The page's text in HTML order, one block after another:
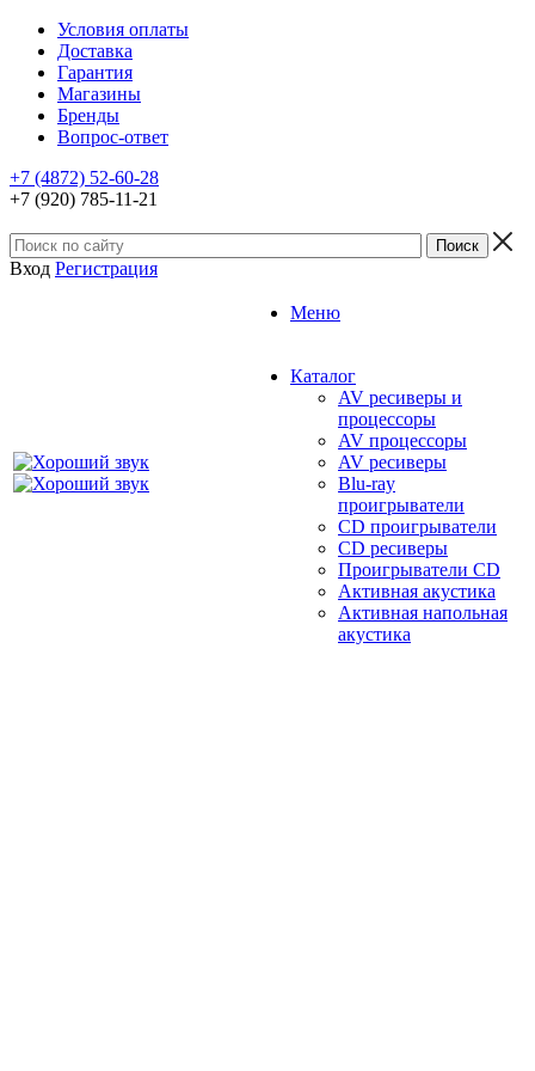
Условия оплаты
Доставка
Гарантия
Магазины
Бренды
Вопрос-ответ
+7 (4872) 52-60-28
+7 (920) 785-11-21
Вход Регистрация
Меню
Каталог
AV ресиверы и
процессоры
AV процессоры
AV ресиверы
Blu-ray
проигрыватели
CD проигрыватели
CD ресиверы
Проигрыватели CD
Активная акустика
Активная напольная
акустика